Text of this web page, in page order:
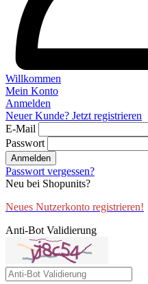
Willkommen
Mein Konto
Anmelden
Neuer Kunde? Jetzt registrieren
E-Mail
Passwort
Anmelden
Passwort vergessen?
Neu bei Shopunits?
Neues Nutzerkonto registrieren!
Anti-Bot Validierung